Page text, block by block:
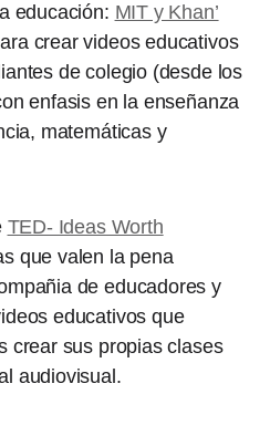
educación: MIT y Khan’
crear videos educativos
de colegio (desde los
enfasis en la enseñanza
matemáticas y
TED- Ideas Worth
que valen la pena
de educadores y
educativos que
crear sus propias clases
audiovisual.